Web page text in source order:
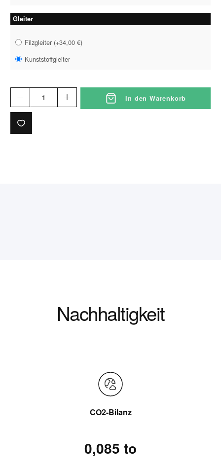
Gleiter
Filzgleiter (+34,00 €)
Kunststoffgleiter
In den Warenkorb
Nachhaltigkeit
CO2-Bilanz
0,085 to